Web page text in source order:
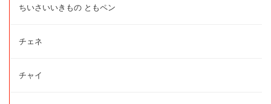
ちいさいいきもの ともペン
チェネ
チャイ